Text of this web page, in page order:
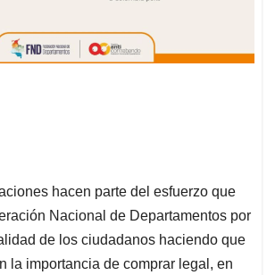
hacen parte del esfuerzo que
Nacional de Departamentos por
de los ciudadanos haciendo que
la importancia de comprar legal, en